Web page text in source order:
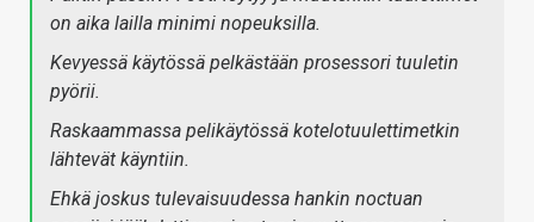
on aika lailla minimi nopeuksilla.
Kevyessä käytössä pelkästään prosessori tuuletin
pyörii.
Raskaammassa pelikäytössä kotelotuulettimetkin
lähtevät käyntiin.
Ehkä joskus tulevaisuudessa hankin noctuan